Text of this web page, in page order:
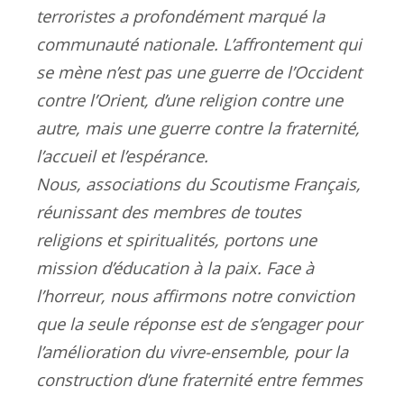
terroristes a profondément marqué la
communauté nationale. L’affrontement qui
se mène n’est pas une guerre de l’Occident
contre l’Orient, d’une religion contre une
autre, mais une guerre contre la fraternité,
l’accueil et l’espérance.
Nous, associations du Scoutisme Français,
réunissant des membres de toutes
religions et spiritualités, portons une
mission d’éducation à la paix. Face à
l’horreur, nous affirmons notre conviction
que la seule réponse est de s’engager pour
l’amélioration du vivre-ensemble, pour la
construction d’une fraternité entre femmes